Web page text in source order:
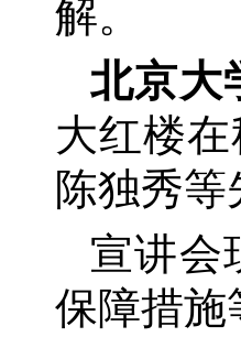
解。
北京大
大红楼
陈独秀
宣讲会
保障措施